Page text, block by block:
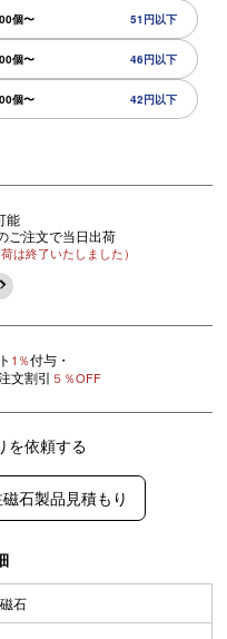
個〜 51円以下
個〜 46円以下
個〜 42円以下
能
ご注文で当日出荷
荷は終了いたしました）
1％付与・
文割引 ５％OFF
を依頼する
石製品見積もり
石